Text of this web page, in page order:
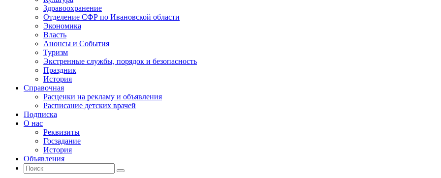
Здравоохранение
Отделение СФР по Ивановской области
Экономика
Власть
Анонсы и События
Туризм
Экстренные службы, порядок и безопасность
Праздник
История
Справочная
Расценки на рекламу и объявления
Расписание детских врачей
Подписка
О нас
Реквизиты
Госзадание
История
Объявления
Поиск
Искать:
Поиск